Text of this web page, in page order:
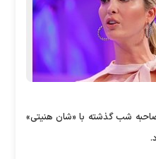
شب گذشته با «شان هنیتی»